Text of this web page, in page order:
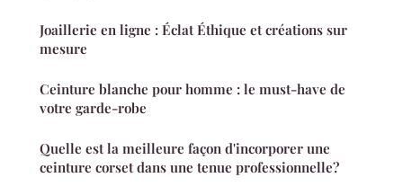
Joaillerie en ligne : Éclat Éthique et créations sur
mesure
Ceinture blanche pour homme : le must-have de
votre garde-robe
Quelle est la meilleure façon d'incorporer une
ceinture corset dans une tenue professionnelle?